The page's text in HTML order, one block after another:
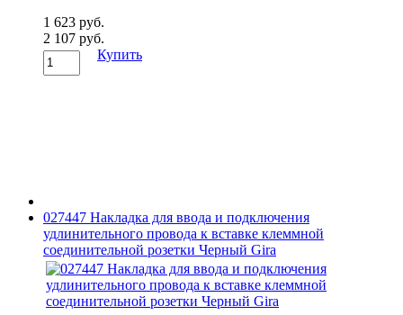
1 623 руб.
2 107 руб.
Купить
027447 Накладка для ввода и подключения
удлинительного провода к вставке клеммной
соединительной розетки Черный Gira